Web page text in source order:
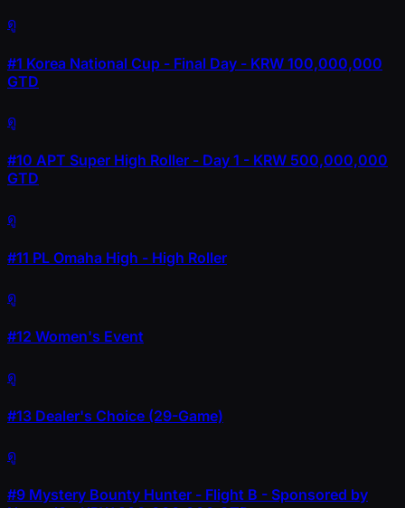
ดู
#1 Korea National Cup - Final Day - KRW 100,000,000
GTD
ดู
#10 APT Super High Roller - Day 1 - KRW 500,000,000
GTD
ดู
#11 PL Omaha High - High Roller
ดู
#12 Women's Event
ดู
#13 Dealer's Choice (29-Game)
ดู
#9 Mystery Bounty Hunter - Flight B - Sponsored by